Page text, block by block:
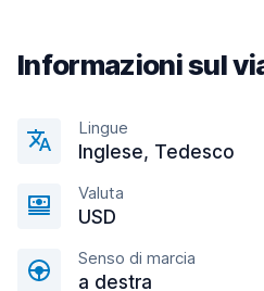
Informazioni sul
Lingue
Inglese, Tedesco
Valuta
USD
Senso di marcia
a destra